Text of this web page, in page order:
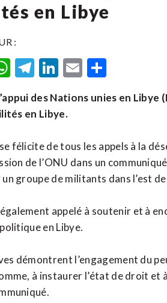
en Libye
:
WhatsApp
Telegram
LinkedIn
Email
des Nations unies en Libye
en Libye.
félicite de tous les appels à la
de l’ONU dans un
groupe de militants dans l’est
appelé à soutenir et à
en Libye.
démontrent l’engagement du
à instaurer l’état de droit et